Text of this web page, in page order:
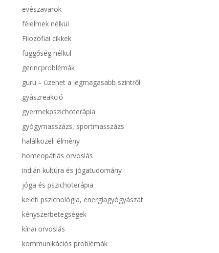
evészavarok
félelmek nélkül
Filozófiai cikkek
függőség nélkül
gerincproblémák
guru – üzenet a legmagasabb szintről
gyászreakció
gyermekpszichoterápia
gyógymasszázs, sportmasszázs
halálközeli élmény
homeopátiás orvoslás
indián kultúra és jógatudomány
jóga és pszichoterápia
keleti pszichológia, energiagyógyászat
kényszerbetegségek
kínai orvoslás
kommunikációs problémák